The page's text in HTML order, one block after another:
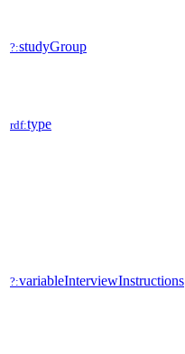
?:studyGroup
rdf:type
?:variableInterviewInstructions